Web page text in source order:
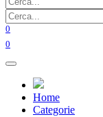
0
0
Home
Categorie